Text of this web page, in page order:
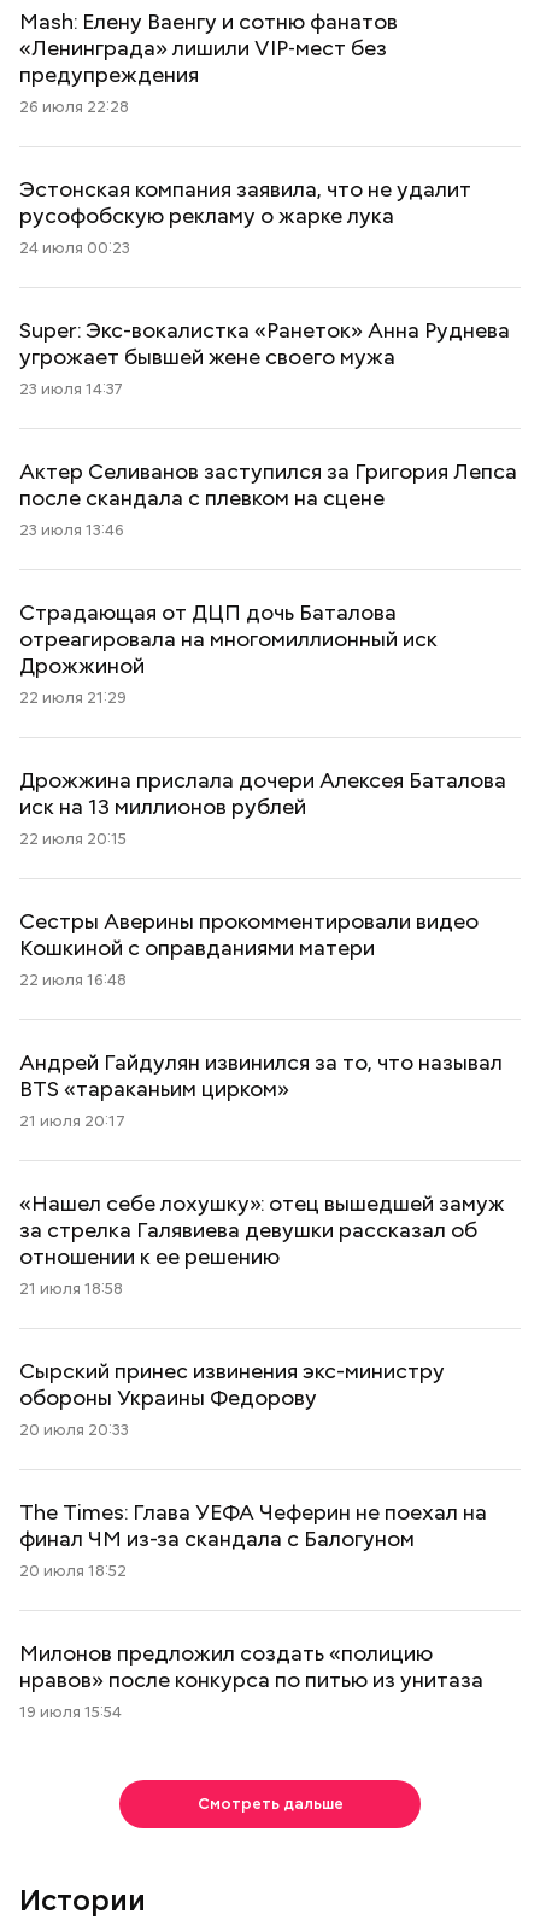
Mash: Елену Ваенгу и сотню фанатов
«Ленинграда» лишили VIP‑мест без
предупреждения
26 июля 22:28
Эстонская компания заявила, что не удалит
русофобскую рекламу о жарке лука
24 июля 00:23
Super: Экс-вокалистка «Ранеток» Анна Руднева
угрожает бывшей жене своего мужа
23 июля 14:37
Актер Селиванов заступился за Григория Лепса
после скандала с плевком на сцене
23 июля 13:46
Страдающая от ДЦП дочь Баталова
отреагировала на многомиллионный иск
Дрожжиной
22 июля 21:29
Дрожжина прислала дочери Алексея Баталова
иск на 13 миллионов рублей
22 июля 20:15
Сестры Аверины прокомментировали видео
Кошкиной с оправданиями матери
22 июля 16:48
Андрей Гайдулян извинился за то, что называл
BTS «тараканьим цирком»
21 июля 20:17
«Нашел себе лохушку»: отец вышедшей замуж
за стрелка Галявиева девушки рассказал об
отношении к ее решению
21 июля 18:58
Сырский принес извинения экс-министру
обороны Украины Федорову
20 июля 20:33
The Times: Глава УЕФА Чеферин не поехал на
финал ЧМ из-за скандала с Балогуном
20 июля 18:52
Милонов предложил создать «полицию
нравов» после конкурса по питью из унитаза
19 июля 15:54
Смотреть дальше
Истории